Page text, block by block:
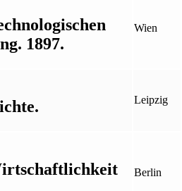
1897.
Wien
Leipzig
Berlin